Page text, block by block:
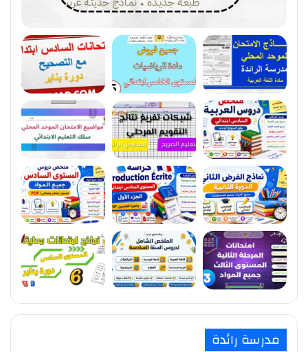
مدرسة رائدة